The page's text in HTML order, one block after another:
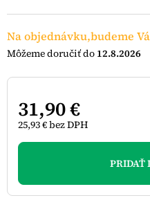
Na objednávku,budeme
12.8.2026
31,90 €
25,93 € bez DPH
Jednotková
PRIDAŤ